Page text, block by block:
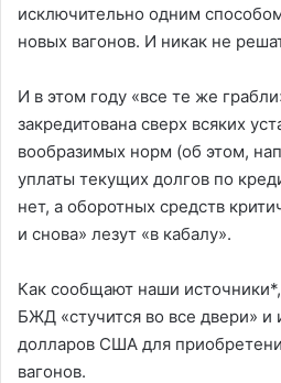
исключительно одним
новых вагонов. И никак не
И в этом году «все те же
закредитована сверх всяких
вообразимых норм (об этом,
уплаты текущих долгов по
нет, а оборотных средств
и снова» лезут «в кабалу».
Как сообщают наши
БЖД «стучится во все двери»
долларов США для
вагонов.